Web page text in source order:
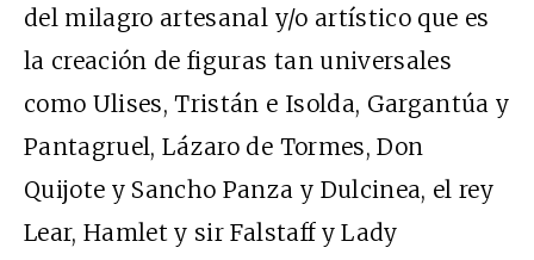
del milagro artesanal y/o artístico que es
la creación de figuras tan universales
como Ulises, Tristán e Isolda, Gargantúa y
Pantagruel, Lázaro de Tormes, Don
Quijote y Sancho Panza y Dulcinea, el rey
Lear, Hamlet y sir Falstaff y Lady